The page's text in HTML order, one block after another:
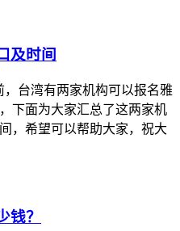
及时间
，台湾有两家机构可以报名雅
下面为大家汇总了这两家机
，希望可以帮助大家，祝大
钱？